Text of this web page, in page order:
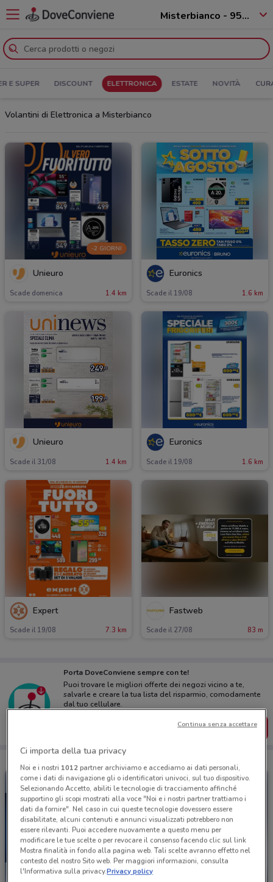
Misterbianco - 95045
E SUPER DISCOUNT ELETTRONICA ESTATE NOVITÀ
Volantini di Elettronica a Misterbianco
-2 GIORNI
Unieuro
Scade domenica 1.4 km
Euronics
Scade il 19/08 1.6 km
Unieuro
Scade il 31/08 1.4 km
Euronics
Scade il 19/08 1.6 km
Expert
Scade il 19/08 7.3 km
Fastweb
Scade il 27/08 83 m
Porta DoveConviene sempre con te!
Puoi trovare le migliori offerte dei negozi vicino a te,
salvarle e creare la tua lista del risparmio, comodamente
dal tuo cellulare.
SCARICA L’APP
Ci importa della tua privacy
Noi e i nostri 1012partner archiviamo e accediamo ai dati personali,
come i dati di navigazione gli o identificatori univoci, sul tuo dispositivo.
Selezionando Accetto, abiliti le tecnologie di tracciamento affinché
supportino gli scopi mostrati alla voce "Noi e i nostri partner trattiamo i
dati da fornire". Nel caso in cui queste tecnologie dovessero essere
disabilitate, alcuni contenuti e annunci visualizzati potrebbero non
essere rilevanti. Puoi accedere nuovamente a questo menu per
modificare le tue scelte o per revocare il consenso facendo clic sul link
Mostra finalità in fondo alla pagina web. Tali scelte avranno effetto nel
contesto del nostro Sito web. Per maggiori informazioni, consulta
l'Informativa sulla privacy.Privacy policy
Continua senza accettare